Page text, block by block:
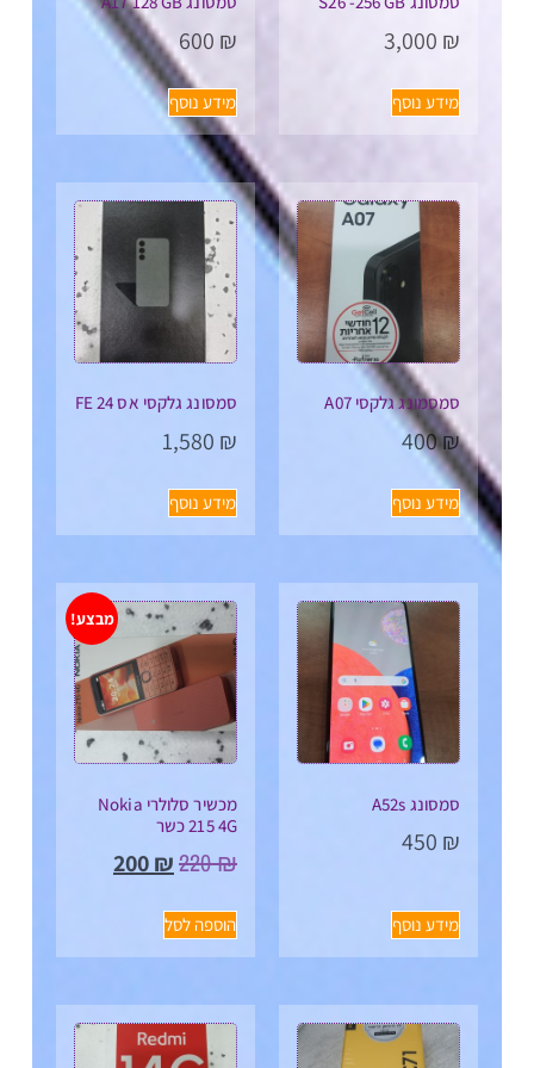
3,000 ₪
מידע נוסף
600 ₪
מידע נוסף
סמסמונג גלקסי A07
400₪
מידע נוסף
סמסונג גלקסי אס 24 FE
1,580 ₪
מידע נוסף
סמסונג A52s
450 ₪
מידע נוסף
מבצע!
מכשיר סלולרי Nokia
215 4G כשר
220₪
200₪
הוספה לסל